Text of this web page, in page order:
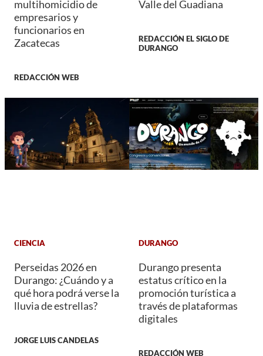
multihomicidio de
empresarios y
funcionarios en
Zacatecas
REDACCIÓN WEB
Valle del Guadiana
REDACCIÓN EL SIGLO DE
DURANGO
CIENCIA
Perseidas 2026 en
Durango: ¿Cuándo y a
qué hora podrá verse la
lluvia de estrellas?
JORGE LUIS CANDELAS
DURANGO
Durango presenta
estatus crítico en la
promoción turística a
través de plataformas
digitales
REDACCIÓN WEB